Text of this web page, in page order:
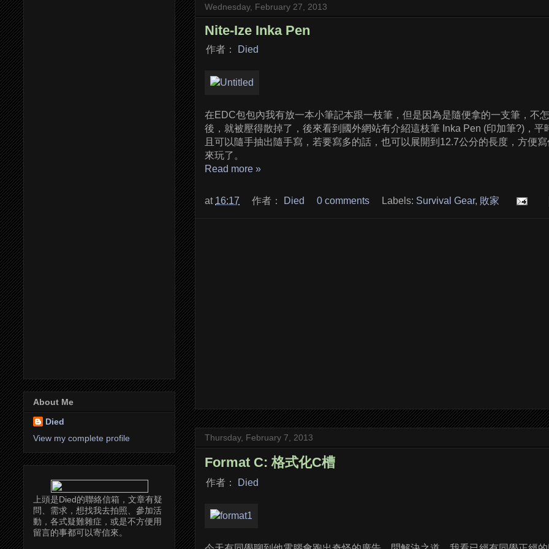
Wednesday, February 27, 2013
Nite-Ize Inka Pen
作者： Died
在EDC包包內我有放一本小筆記本跟一枝筆，但是因為是隨便拿的一支筆，不
後，就被壓得散掉了，後來看到國外網站有介紹這枝筆 Inka Pen (印加筆?)，
且可以隨手抽出隨手寫，若要寫多的話，也可以展開到12.7公分的長度，方便
來玩了。
Read more »
at 16:17 作者： Died 0 comments Labels: Survival Gear, 敗家
Thursday, February 7, 2013
Format C: 格式化C槽
作者： Died
About Me
Died
View my complete profile
上頭是Died的聯絡信箱，文章有疑
問、需求，想找我去拍照、參加活
動，各式疑難雜症，或是不方便用
留言的事都可以寄信來。